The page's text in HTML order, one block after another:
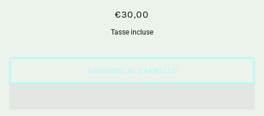
€30,00
Tasse incluse
AGGIUNGI AL CARRELLO